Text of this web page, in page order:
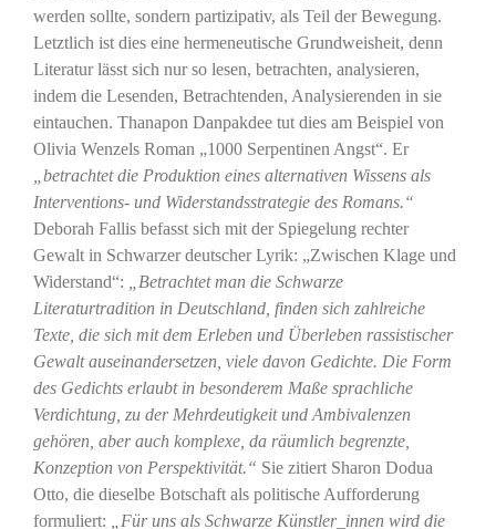
werden sollte, sondern partizipativ, als Teil der Bewegung.
Letztlich ist dies eine hermeneutische Grundweisheit, denn
Literatur lässt sich nur so lesen, betrachten, analysieren,
indem die Lesenden, Betrachtenden, Analysierenden in sie
eintauchen. Thanapon Danpakdee tut dies am Beispiel von
Olivia Wenzels Roman „1000 Serpentinen Angst“. Er
„betrachtet die Produktion eines alternativen Wissens als
Interventions- und Widerstandsstrategie des Romans.“
Deborah Fallis befasst sich mit der Spiegelung rechter
Gewalt in Schwarzer deutscher Lyrik: „Zwischen Klage und
Widerstand“:
„Betrachtet man die Schwarze
Literaturtradition in Deutschland, finden sich zahlreiche
Texte, die sich mit dem Erleben und Überleben rassistischer
Gewalt auseinandersetzen, viele davon Gedichte. Die Form
des Gedichts erlaubt in besonderem Maße sprachliche
Verdichtung, zu der Mehrdeutigkeit und Ambivalenzen
gehören, aber auch komplexe, da räumlich begrenzte,
Konzeption von Perspektivität.“ Sie zitiert Sharon Dodua
Otto, die dieselbe Botschaft als politische Aufforderung
formuliert:
„Für uns als Schwarze Künstler_innen wird die